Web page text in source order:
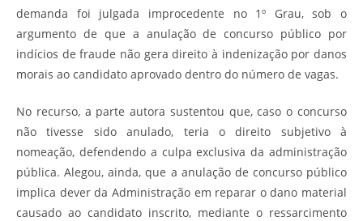
demanda foi julgada improcedente no 1º Grau, sob o
argumento de que a anulação de concurso público por
indícios de fraude não gera direito à indenização por danos
morais ao candidato aprovado dentro do número de vagas.
No recurso, a parte autora sustentou que, caso o concurso
não tivesse sido anulado, teria o direito subjetivo à
nomeação, defendendo a culpa exclusiva da administração
pública. Alegou, ainda, que a anulação de concurso público
implica dever da Administração em reparar o dano material
causado ao candidato inscrito, mediante o ressarcimento